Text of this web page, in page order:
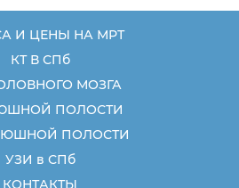
И ЦЕНЫ НА МРТ
КТ В СПб
МОЗГА
ПОЛОСТИ
ПОЛОСТИ
УЗИ в СПб
КОНТАКТЫ